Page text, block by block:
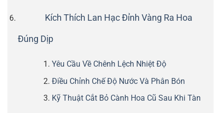
Kích Thích Lan Hạc Đỉnh Vàng Ra Hoa
Đúng Dịp
Yêu Cầu Về Chênh Lệch Nhiệt Độ
Điều Chỉnh Chế Độ Nước Và Phân Bón
Kỹ Thuật Cắt Bỏ Cành Hoa Cũ Sau Khi Tàn